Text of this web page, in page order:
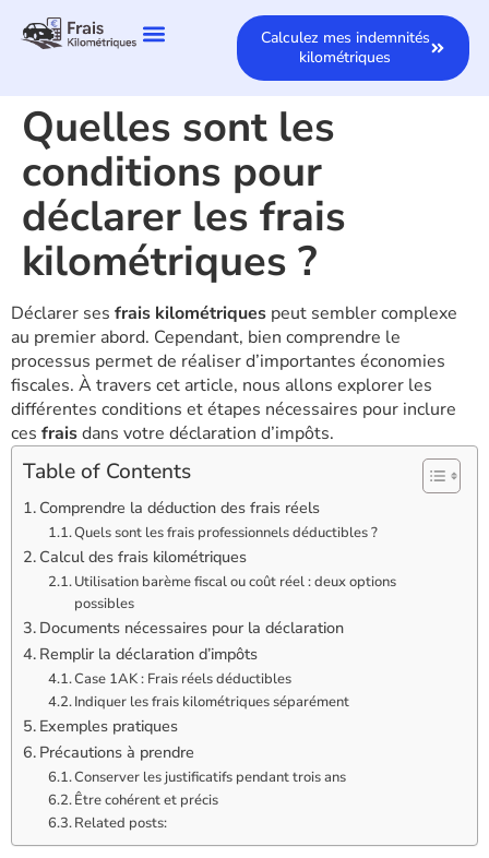
Calculez mes indemnités
kilométriques
Quelles sont les
conditions pour
déclarer les frais
kilométriques ?
Déclarer ses frais kilométriques peut sembler complexe
au premier abord. Cependant, bien comprendre le
processus permet de réaliser d’importantes économies
fiscales. À travers cet article, nous allons explorer les
différentes conditions et étapes nécessaires pour inclure
ces fraisdans votre déclaration d’impôts.
Table of Contents
Comprendre la déduction des frais réels
Quels sont les frais professionnels déductibles ?
Calcul des frais kilométriques
Utilisation barème fiscal ou coût réel : deux options
possibles
Documents nécessaires pour la déclaration
Remplir la déclaration d’impôts
Case 1AK : Frais réels déductibles
Indiquer les frais kilométriques séparément
Exemples pratiques
Précautions à prendre
Conserver les justificatifs pendant trois ans
Être cohérent et précis
Related posts: